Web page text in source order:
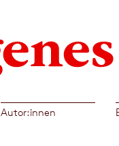
Autor:innen